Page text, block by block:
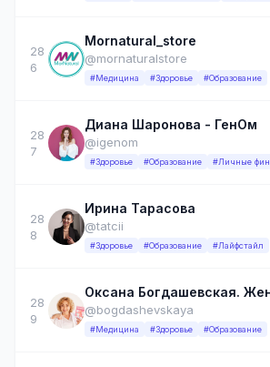
28
6
Mornatural_store
@mornaturalstore
#Медицина #Здоровье #Образование
28
7
Диана Шаронова - ГенОм
@igenom
#Здоровье #Образование #Личные
28
8
Ирина Тарасова
@tatcii
#Здоровье #Образование #Лайфстайл
28
9
@bogdashevskaya
#Медицина #Здоровье #Образование